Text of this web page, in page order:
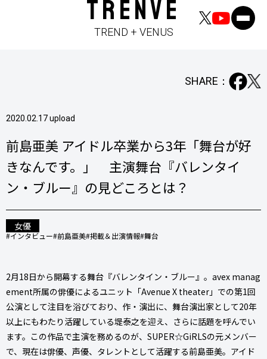
TRENVE
TREND + VENUS
2020.02.17 upload
SHARE：
前島亜美 アイドル卒業から3年「舞台が好
きなんです。」 主演舞台『バレンタイ
ン・ブルー』の見どころとは？
女優
#インタビュー#前島亜美#掲載＆出演情報#舞台
2月18日から開幕する舞台『バレンタイン・ブルー』。avex manag
ement所属の俳優によるユニット「Avenue X theater」での第1回
公演として注目を浴びており、作・演出に、舞台演出家として20年
以上にもわたり活躍している堤泰之を迎え、さらに話題を呼んでい
ます。この作品で主演を務めるのが、SUPER☆GiRLSの元メンバー
で、現在は俳優、声優、タレントとして活躍する前島亜美。アイド